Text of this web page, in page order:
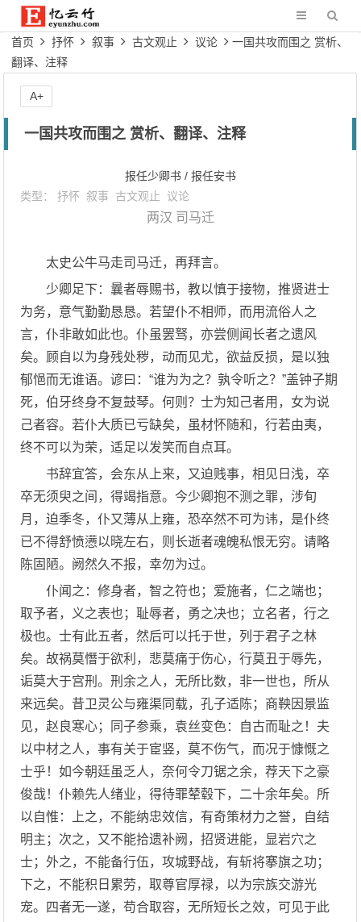
首页 抒怀 叙事 古文观止 议论
一国共攻而围之 赏析、
翻译、注释
一国共攻而围之 赏析、翻译、注释
报任少卿书 / 报任安书
类型：抒怀 叙事 古文观止 议论
两汉 司马迁
太史公牛马走司马迁，再拜言。
少卿足下：曩者辱赐书，教以慎于接物，推贤进士
为务，意气勤勤恳恳。若望仆不相师，而用流俗人之
言，仆非敢如此也。仆虽罢驽，亦尝侧闻长者之遗风
矣。顾自以为身残处秽，动而见尤，欲益反损，是以独
郁悒而无谁语。谚曰：“谁为为之？孰令听之？”盖钟子期
死，伯牙终身不复鼓琴。何则？士为知己者用，女为说
己者容。若仆大质已亏缺矣，虽材怀随和，行若由夷，
终不可以为荣，适足以发笑而自点耳。
书辞宜答，会东从上来，又迫贱事，相见日浅，卒
卒无须臾之间，得竭指意。今少卿抱不测之罪，涉旬
月，迫季冬，仆又薄从上雍，恐卒然不可为讳，是仆终
已不得舒愤懑以晓左右，则长逝者魂魄私恨无穷。请略
陈固陋。阙然久不报，幸勿为过。
仆闻之：修身者，智之符也；爱施者，仁之端也；
取予者，义之表也；耻辱者，勇之决也；立名者，行之
极也。士有此五者，然后可以托于世，列于君子之林
矣。故祸莫憯于欲利，悲莫痛于伤心，行莫丑于辱先，
诟莫大于宫刑。刑余之人，无所比数，非一世也，所从
来远矣。昔卫灵公与雍渠同载，孔子适陈；商鞅因景监
见，赵良寒心；同子参乘，袁丝变色：自古而耻之！夫
以中材之人，事有关于宦竖，莫不伤气，而况于慷慨之
士乎！如今朝廷虽乏人，奈何令刀锯之余，荐天下之豪
俊哉！仆赖先人绪业，得待罪辇毂下，二十余年矣。所
以自惟：上之，不能纳忠效信，有奇策材力之誉，自结
明主；次之，又不能拾遗补阙，招贤进能，显岩穴之
士；外之，不能备行伍，攻城野战，有斩将搴旗之功；
下之，不能积日累劳，取尊官厚禄，以为宗族交游光
宠。四者无一遂，苟合取容，无所短长之效，可见于此
A+